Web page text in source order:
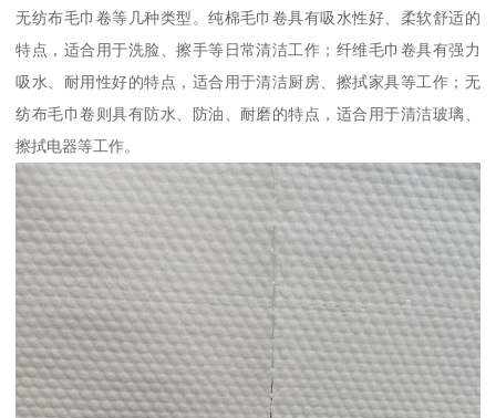
无纺布毛巾卷等几种类型。纯棉毛巾卷具有吸水性好、柔软舒适的
特点，适合用于洗脸、擦手等日常清洁工作；纤维毛巾卷具有强力
吸水、耐用性好的特点，适合用于清洁厨房、擦拭家具等工作；无
纺布毛巾卷则具有防水、防油、耐磨的特点，适合用于清洁玻璃、
擦拭电器等工作。